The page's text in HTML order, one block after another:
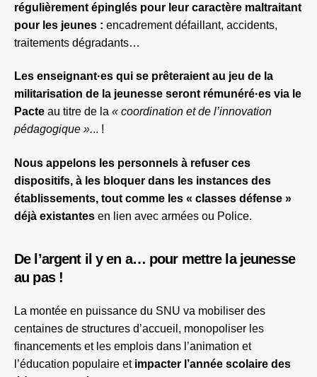
régulièrement épinglés pour leur caractère maltraitant
pour les jeunes : encadrement défaillant, accidents,
traitements dégradants…
Les enseignant·es qui se prêteraient au jeu de la
militarisation de la jeunesse seront rémunéré·es via le
Pacte au titre de la « coordination et de l’innovation
pédagogique »... !
Nous appelons les personnels à refuser ces
dispositifs, à les bloquer dans les instances des
établissements, tout comme les « classes défense »
déjà existantes en lien avec armées ou Police.
De l’argent il y en a… pour mettre la jeunesse
au pas !
La montée en puissance du SNU va mobiliser des
centaines de structures d’accueil, monopoliser les
financements et les emplois dans l’animation et
l’éducation populaire et impacter l’année scolaire des